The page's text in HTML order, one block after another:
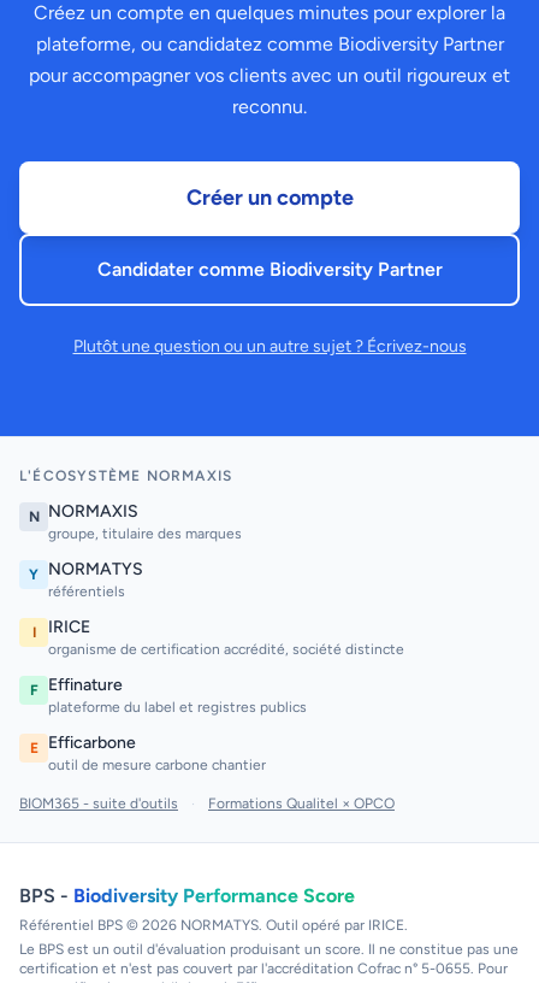
Créez un compte en quelques minutes pour explorer la
plateforme, ou candidatez comme Biodiversity Partner
pour accompagner vos clients avec un outil rigoureux et
reconnu.
Créer un compte
Candidater comme Biodiversity Partner
Plutôt une question ou un autre sujet ? Écrivez-nous
L'ÉCOSYSTÈME NORMAXIS
N NORMAXIS
groupe, titulaire des marques
Y NORMATYS
référentiels
I IRICE
organisme de certification accrédité, société distincte
F Effinature
plateforme du label et registres publics
E Efficarbone
outil de mesure carbone chantier
BIOM365 - suite d'outils · Formations Qualitel × OPCO
BPS - Biodiversity Performance Score
Référentiel BPS © 2026 NORMATYS. Outil opéré par IRICE.
Le BPS est un outil d'évaluation produisant un score. Il ne constitue pas une
certification et n'est pas couvert par l'accréditation Cofrac n° 5-0655. Pour